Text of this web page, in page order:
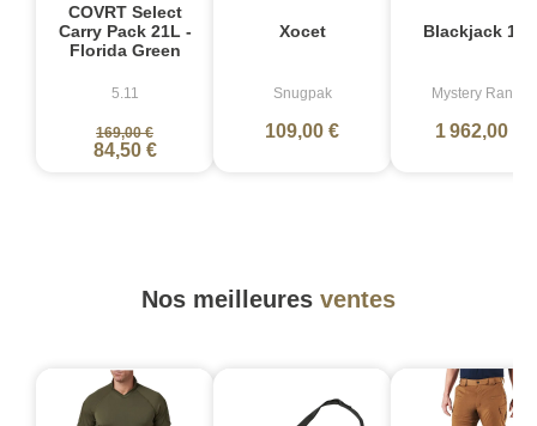
COVRT Select
Carry Pack 21L -
Florida Green
5.11
169,00 €
84,50 €
Xocet
Snugpak
109,00 €
Blackjack 100
Mystery Ranch
1 962,00 €
Nos meilleures ventes